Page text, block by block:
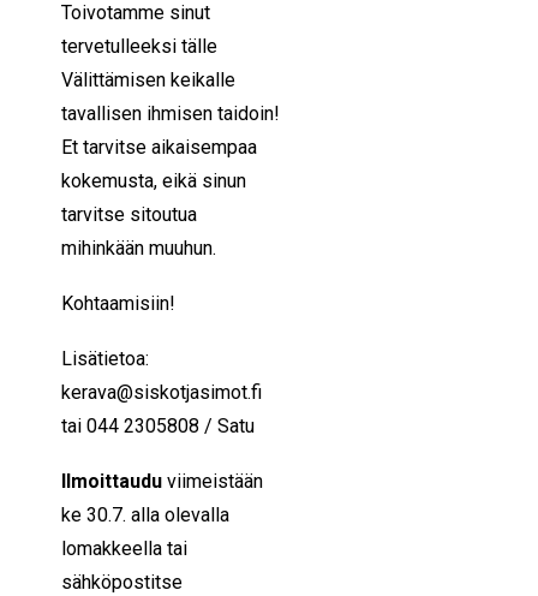
Toivotamme sinut
tervetulleeksi tälle
Välittämisen keikalle
tavallisen ihmisen taidoin!
Et tarvitse aikaisempaa
kokemusta, eikä sinun
tarvitse sitoutua
mihinkään muuhun.
Kohtaamisiin!
Lisätietoa:
kerava@siskotjasimot.fi
tai 044 2305808 / Satu
Ilmoittaudu viimeistään
ke 30.7. alla olevalla
lomakkeella tai
sähköpostitse